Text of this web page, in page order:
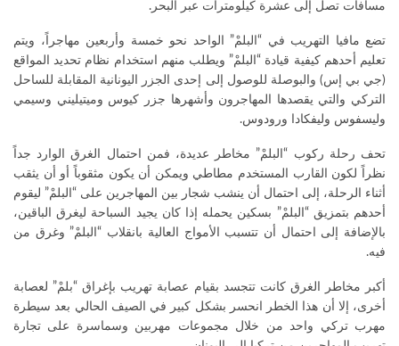
مسافات تصل إلى عشرة كيلومترات عبر البحر.
تضع مافيا التهريب في “البلمْ” الواحد نحو خمسة وأربعين مهاجراً، ويتم
تعليم أحدهم كيفية قيادة “البلمْ” ويطلب منهم استخدام نظام تحديد المواقع
(جي بي إس) والبوصلة للوصول إلى إحدى الجزر اليونانية المقابلة للساحل
التركي والتي يقصدها المهاجرون وأشهرها جزر كيوس وميتيليني وسيمي
وليسفوس وليفكادا ورودوس.
تحف رحلة ركوب “البلمْ” مخاطر عديدة، فمن احتمال الغرق الوارد جداً
نظراً لكون القارب المستخدم مطاطي ويمكن أن يكون مثقوباً أو أن يثقب
أثناء الرحلة، إلى احتمال أن ينشب شجار بين المهاجرين على “البلمْ” ليقوم
أحدهم بتمزيق “البلمْ” بسكين يحمله إذا كان يجيد السباحة ليغرق الباقين،
بالإضافة إلى احتمال أن تتسبب الأمواج العالية بانقلاب “البلمْ” وغرق من
فيه.
أكبر مخاطر الغرق كانت تتجسد بقيام عصابة تهريب بإغراق “بلمْ” لعصابة
أخرى، إلا أن هذا الخطر انحسر بشكل كبير في الصيف الحالي بعد سيطرة
مهرب تركي واحد من خلال مجموعات مهربين وسماسرة على تجارة